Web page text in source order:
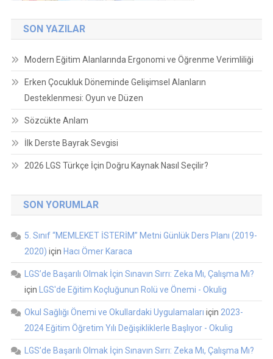
SON YAZILAR
Modern Eğitim Alanlarında Ergonomi ve Öğrenme Verimliliği
Erken Çocukluk Döneminde Gelişimsel Alanların
Desteklenmesi: Oyun ve Düzen
Sözcükte Anlam
İlk Derste Bayrak Sevgisi
2026 LGS Türkçe İçin Doğru Kaynak Nasıl Seçilir?
SON YORUMLAR
5. Sınıf “MEMLEKET İSTERİM” Metni Günlük Ders Planı (2019-
2020) için Hacı Ömer Karaca
LGS’de Başarılı Olmak İçin Sınavın Sırrı: Zeka Mı, Çalışma Mı?
için
LGS'de Eğitim Koçluğunun Rolü ve Önemi - Okulig
Okul Sağlığı Önemi ve Okullardaki Uygulamaları için 2023-
2024 Eğitim Öğretim Yılı Değişikliklerle Başlıyor - Okulig
LGS’de Başarılı Olmak İçin Sınavın Sırrı: Zeka Mı, Çalışma Mı?